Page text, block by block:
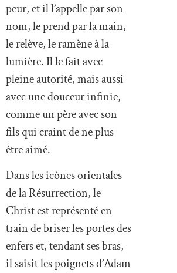
peur, et il l’appelle par son
nom, le prend par la main,
le relève, le ramène à la
lumière. Il le fait avec
pleine autorité, mais aussi
avec une douceur infinie,
comme un père avec son
fils qui craint de ne plus
être aimé.
Dans les icônes orientales
de la Résurrection, le
Christ est représenté en
train de briser les portes des
enfers et, tendant ses bras,
il saisit les poignets d’Adam